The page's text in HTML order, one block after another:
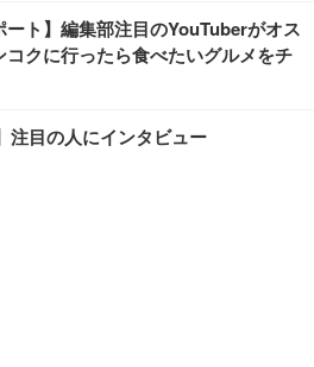
ート】編集部注目のYouTuberがオス
コクに行ったら食べたいグルメをチ
注目の人にインタビュー